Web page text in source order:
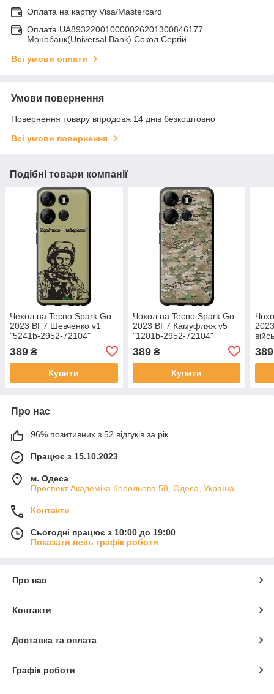
Оплата на картку Visa/Mastercard
Оплата UA893220010000026201300846177
Монобанк(Universal Bank) Сокол Сергій
Всі умови оплати
Умови повернення
Повернення товару впродовж 14 днів безкоштовно
Всі умови повернення
Подібні товари компанії
Чехол на Tecno Spark Go
2023 BF7 Шевченко v1
"5241b-2952-72104"
389 ₴
Купити
Чохол на Tecno Spark Go
2023 BF7 Камуфляж v5
"1201b-2952-72104"
389₴
Купити
389
Про нас
96% позитивних з 52 відгуків за рік
Працює з 15.10.2023
м. Одеса
Проспект Академіка Корольова 58, Одеса, Україна
Контакти
Сьогодні працює з 10:00 до 19:00
Показати весь графік роботи
Про нас
Контакти
Доставка та оплата
Графік роботи